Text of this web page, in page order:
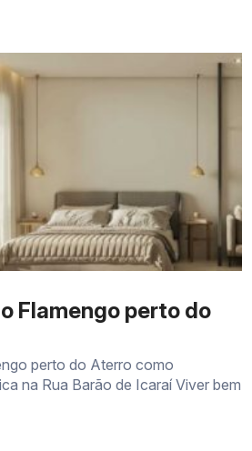
de preços vigente
ainda disponíveis
descritivo
Flamengo perto do
perto do Aterro como
na Rua Barão de Icaraí Viver bem